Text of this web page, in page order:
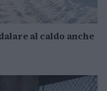
al caldo anche